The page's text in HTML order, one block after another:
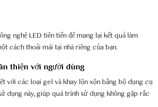
nghệ LED tiên tiến để mang lại kết quả làm
cách thoải mái tại nhà riêng của bạn.
thiện với người dùng
với các loại gel và khay lộn xộn bằng bộ dụng cụ
dụng này, giúp quá trình sử dụng không gặp rắc